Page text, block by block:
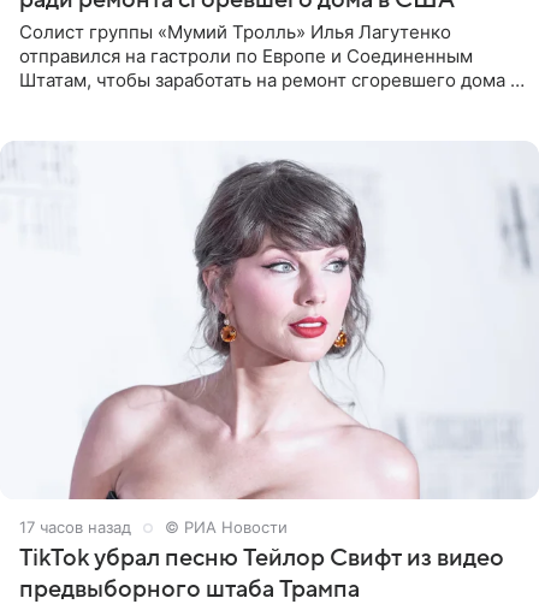
Солист группы «Мумий Тролль» Илья Лагутенко
отправился на гастроли по Европе и Соединенным
Штатам, чтобы заработать на ремонт сгоревшего дома в
17 часов назад © РИА Новости
TikTok убрал песню Тейлор Свифт из видео
предвыборного штаба Трампа